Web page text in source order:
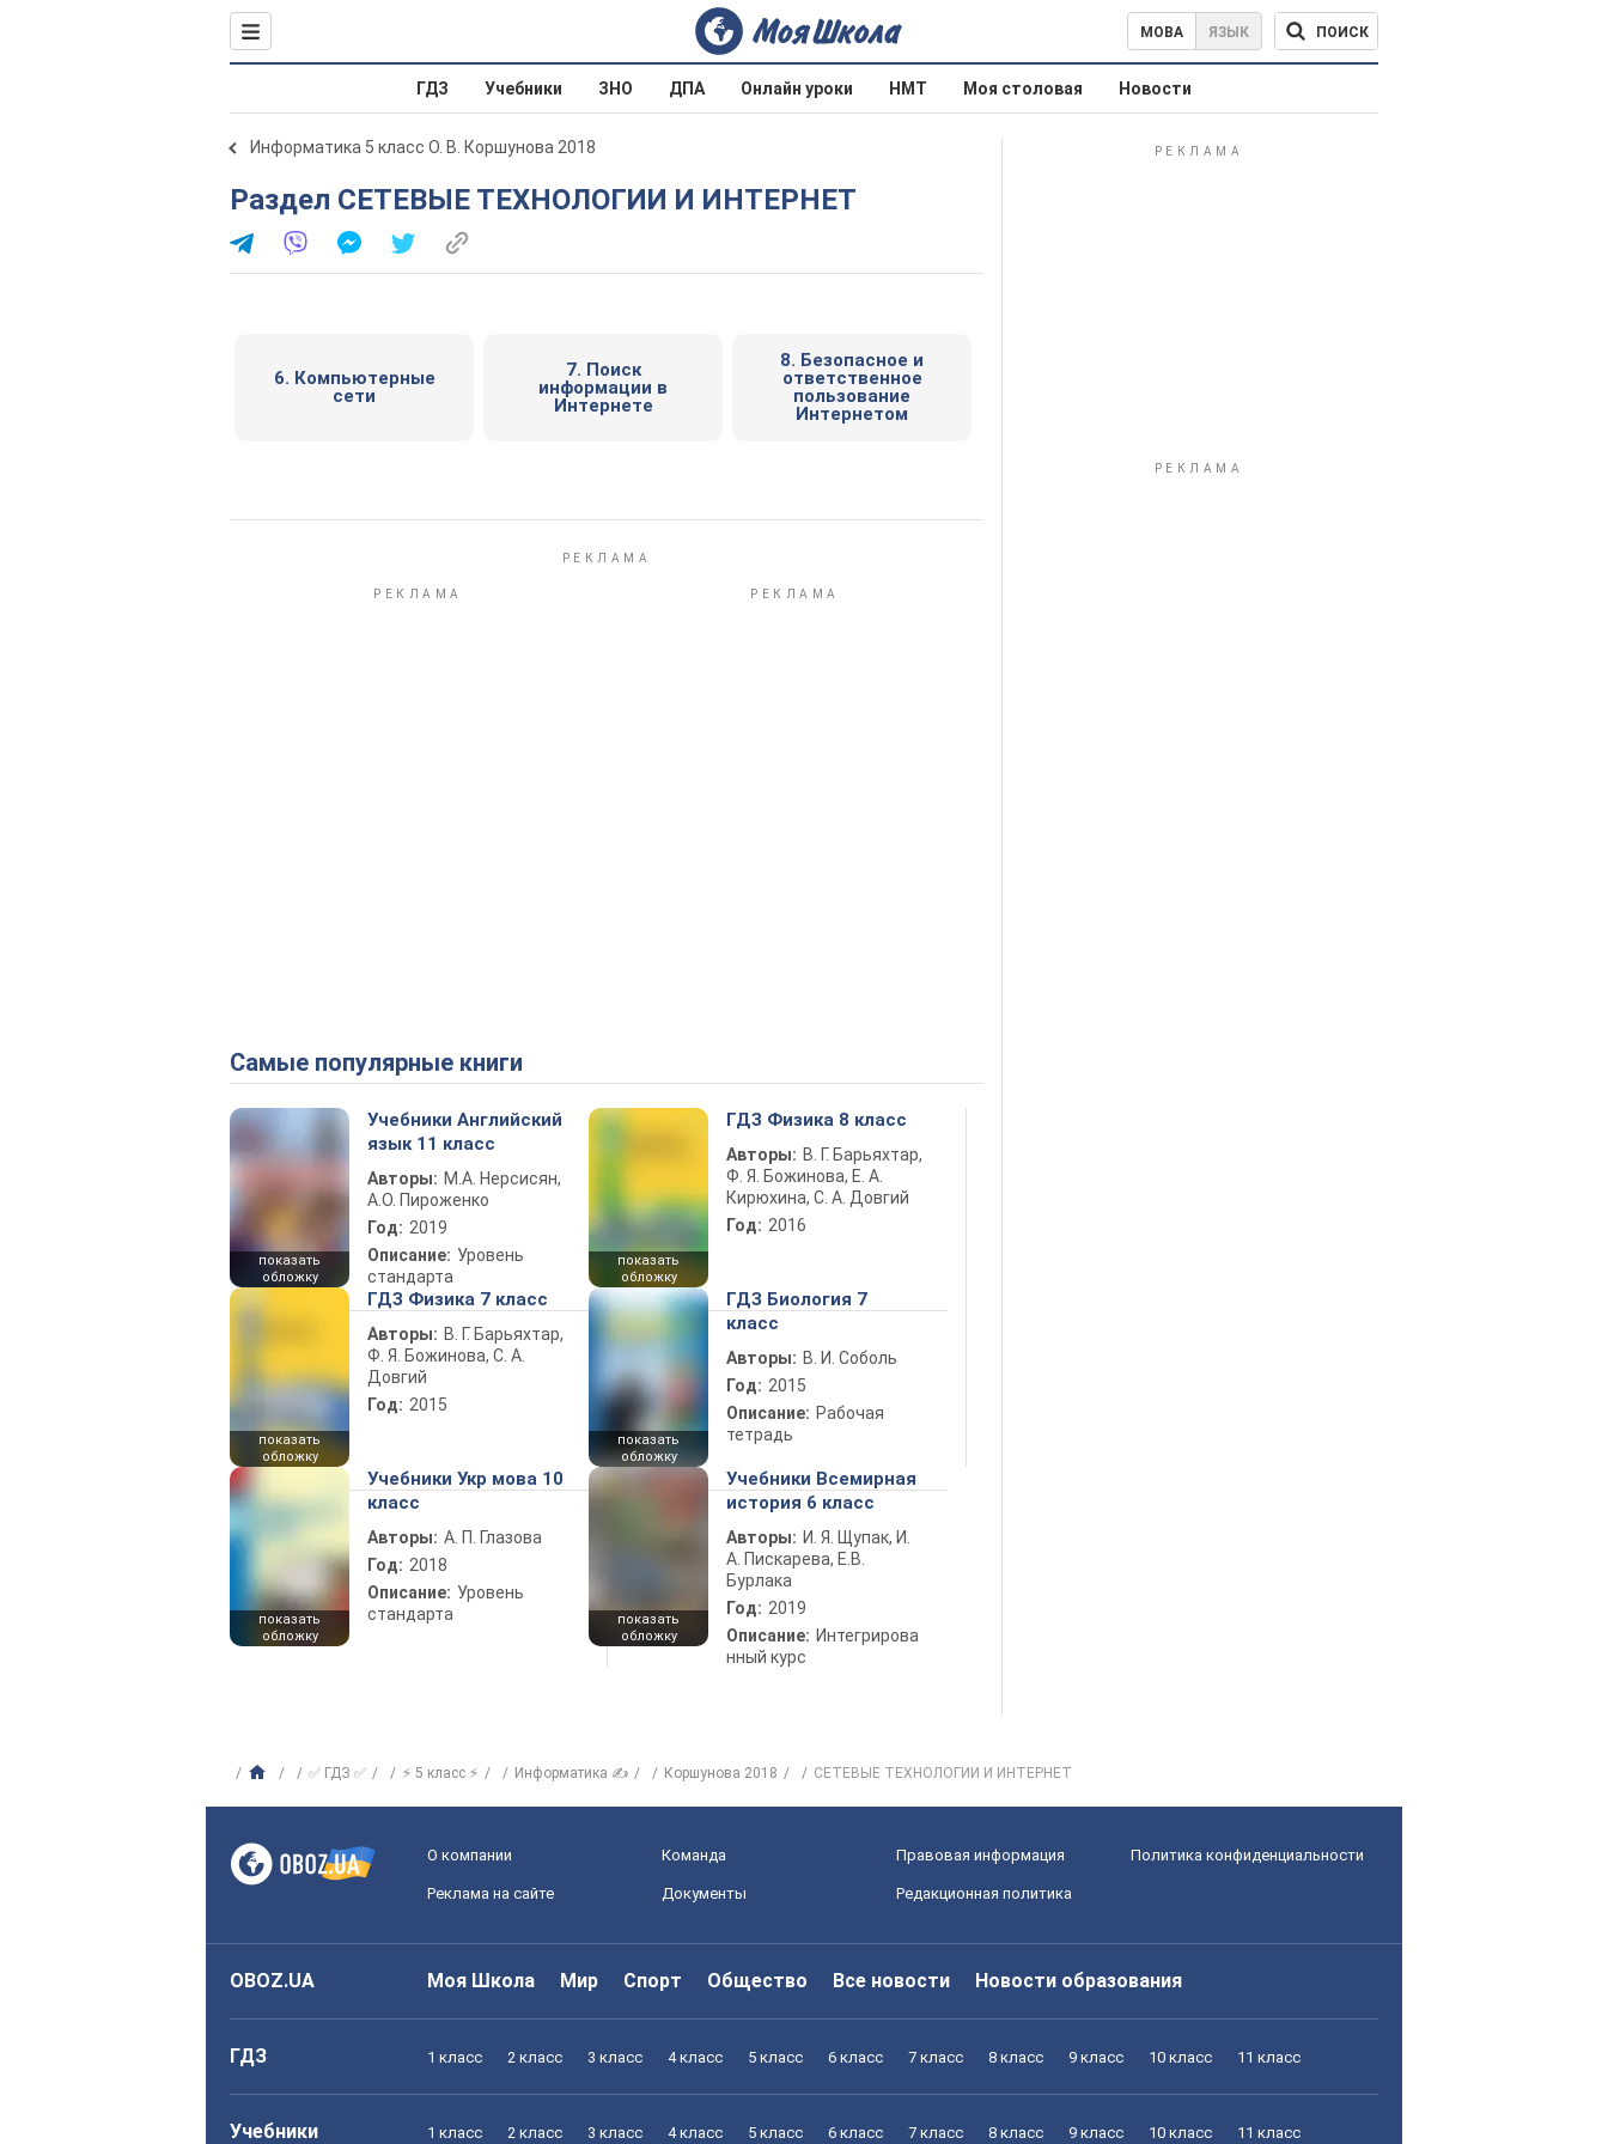
МОВА ЯЗЫК ПОИСК
ГДЗ Учебники ЗНО ДПА Онлайн уроки НМТ Моя столовая Новости
Информатика 5 класс О. В. Коршунова 2018
Раздел СЕТЕВЫЕ ТЕХНОЛОГИИ И ИНТЕРНЕТ
6. Компьютерные
сети
7. Поиск
информации в
Интернете
8. Безопасное и
ответственное
пользование
Интернетом
Самые популярные книги
показать
обложку
Учебники Английский
язык 11 класс
Авторы: М.А. Нерсисян,
А.О. Пироженко
Год: 2019
Описание: Уровень
стандарта
показать
обложку
ГДЗ Физика 8 класс
Авторы: В. Г. Барьяхтар,
Ф. Я. Божинова, Е. А.
Кирюхина, С. А. Довгий
Год: 2016
показать
обложку
ГДЗ Физика 7 класс
Авторы: В. Г. Барьяхтар,
Ф. Я. Божинова, С. А.
Довгий
Год: 2015
показать
обложку
ГДЗ Биология 7
класс
Авторы: В. И. Соболь
Год: 2015
Описание: Рабочая
тетрадь
показать
обложку
Учебники Укр мова 10
класс
Авторы: А. П. Глазова
Год: 2018
Описание: Уровень
стандарта
показать
обложку
Учебники Всемирная
история 6 класс
Авторы: И. Я. Щупак, И.
А. Пискарева, Е.В.
Бурлака
Год: 2019
Описание: Интегрирова
нный курс
✅ ГДЗ ✅ ⚡ 5 класс ⚡ Информатика ✍ Коршунова 2018 СЕТЕВЫЕ ТЕХНОЛОГИИ И ИНТЕРНЕТ
О компании Команда Правовая информация Политика конфиденциальности
Реклама на сайте Документы Редакционная политика
OBOZ.UA Моя Школа Мир Спорт Общество Все новости Новости образования
ГДЗ 1 класс 2 класс 3 класс 4 класс 5 класс 6 класс 7 класс 8 класс 9 класс 10 класс 11 класс
Учебники 1 класс 2 класс 3 класс 4 класс 5 класс 6 класс 7 класс 8 класс 9 класс 10 класс 11 класс